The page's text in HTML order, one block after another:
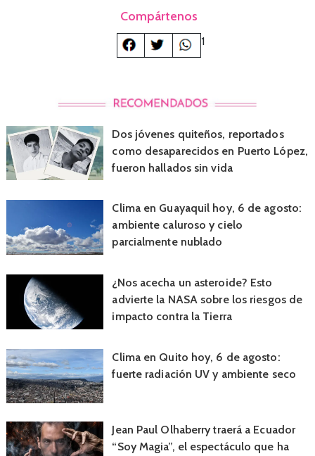
Compártenos
1
Dos jóvenes quiteños, reportados
como desaparecidos en Puerto López,
fueron hallados sin vida
Clima en Guayaquil hoy, 6 de agosto:
ambiente caluroso y cielo
parcialmente nublado
¿Nos acecha un asteroide? Esto
advierte la NASA sobre los riesgos de
impacto contra la Tierra
Clima en Quito hoy, 6 de agosto:
fuerte radiación UV y ambiente seco
Jean Paul Olhaberry traerá a Ecuador
“Soy Magia”, el espectáculo que ha